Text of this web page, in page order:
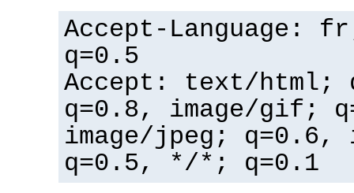
Accept-Language:
q=0.5
Accept: text/html;
q=0.8, image/gif;
image/jpeg; q=0.6,
q=0.5, */*; q=0.1